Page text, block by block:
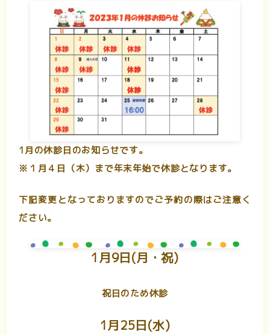
1月の休診日のお知らせです。
※１月４日（木）まで年末年始で休診となります。
下記変更となっておりますのでご予約の際はご注意く
ださい。
1月9日(月・祝)
祝日のため休診
1月25日(水)